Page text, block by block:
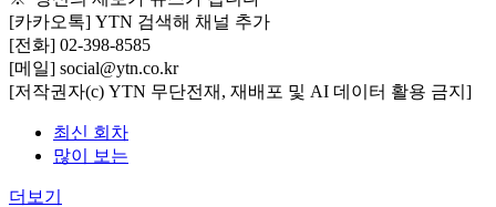
[카카오톡] YTN 검색해 채널 추가
[전화] 02-398-8585
[메일] social@ytn.co.kr
[저작권자(c) YTN 무단전재, 재배포 및 AI 데이터 활용 금지]
최신 회차
많이 보는
더보기